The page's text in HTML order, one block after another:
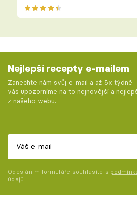
Nejlepší recepty e-mailem
Zanechte nám svůj e-mail a až 5x týdně
vás upozorníme na to nejnovější a
z našeho webu.
Odesláním formuláře souhlasíte s
údajů